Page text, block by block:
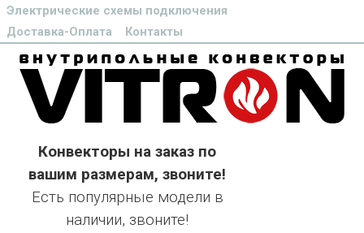
Электрические схемы подключения
Доставка-Оплата
Контакты
Конвекторы на заказ по
вашим размерам, звоните!
Есть популярные модели в
наличии, звоните!